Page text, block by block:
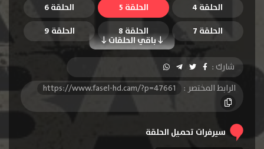
الحلقة 4
الحلقة 5 الحلقة 6
باقي الحلقات
الحلقة 7 الحلقة 8
الحلقة 9
الحلقة 10
شارك :
الرابط المختصر :
https://www.fasel-hd.cam/?p=47661
سيرفرات تحميل الحلقة